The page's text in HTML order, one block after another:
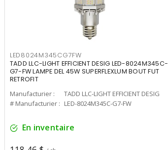
LED8024M345CG7FW
TADD LLC-LIGHT EFFICIENT DESIG LED-8024M345C-
G7-FW LAMPE DEL 45W SUPERFLEXLUM BOUT FUT
RETROFIT
Manufacturier :
TADD LLC-LIGHT EFFICIENT DESIG
# Manufacturier : LED-8024M345C-G7-FW
En inventaire